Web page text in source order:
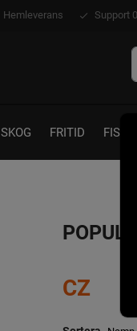
Hemleverans Support
SKOG FRITID FISKE
CZ